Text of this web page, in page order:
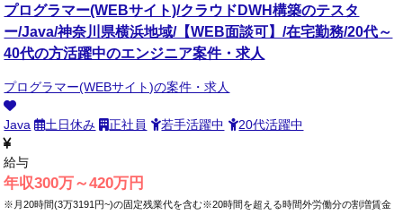
プログラマー(WEBサイト)/クラウドDWH構築のテスタ
ー/Java/神奈川県横浜地域/【WEB面談可】/在宅勤務/20代～
40代の方活躍中のエンジニア案件・求人
プログラマー(WEBサイト)の案件・求人
Java 土日休み 正社員 若手活躍中 20代活躍中
給与
年収300万～420万円
※月20時間(3万3191円~)の固定残業代を含む※20時間を超える時間外労働分の割増賃金